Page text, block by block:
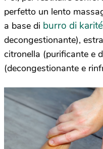
perfetto un lento
a base di burro di karité
decongestionante),
citronella (purificante e
(decongestionante e